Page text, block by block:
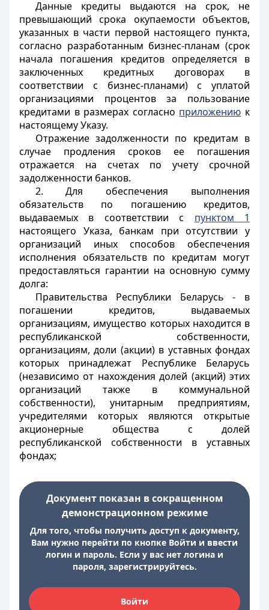
Данные кредиты выдаются на срок, не
превышающий срока окупаемости объектов,
указанных в части первой настоящего пункта,
согласно разработанным бизнес-планам (срок
начала погашения кредитов определяется в
заключенных кредитных договорах в
соответствии с бизнес-планами) с уплатой
организациями процентов за пользование
кредитами в размерах согласно приложению к
настоящему Указу.
Отражение задолженности по кредитам в
случае продления сроков ее погашения
отражается на счетах по учету срочной
задолженности банков.
2. Для обеспечения выполнения
обязательств по погашению кредитов,
выдаваемых в соответствии с пунктом 1
настоящего Указа, банкам при отсутствии у
организаций иных способов обеспечения
исполнения обязательств по кредитам могут
предоставляться гарантии на основную сумму
долга:
Правительства Республики Беларусь - в
погашении кредитов, выдаваемых
организациям, имущество которых находится в
республиканской собственности,
организациям, доли (акции) в уставных фондах
которых принадлежат Республике Беларусь
(независимо от нахождения долей (акций) этих
организаций также в коммунальной
собственности), унитарным предприятиям,
учредителями которых являются открытые
акционерные общества с долей
республиканской собственности в уставных
фондах;
Документ показан в сокращенном
демонстрационном режиме
Для того, чтобы получить доступ к документу,
Вам нужно перейти по кнопке Войти и ввести
логин и пароль. Если у вас нет логина и
пароля, зарегистрируйтесь.
Войти